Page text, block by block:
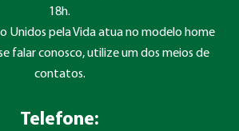
18h.
Unidos pela Vida atua no modelo home
falar conosco, utilize um dos meios de
contatos.
Telefone: